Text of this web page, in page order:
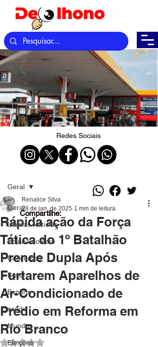
Redes Sociais
Geral
Últimas Notícias
Coluna do Acre
Concursos
Brasil
Esporte
saúde
Mundo
Eleições
Geral
Rápida ação da Força
Tática do 1º Batalhão
Prende Dupla Após
Furtarem Aparelhos de
Ar-Condicionado de
Prédio em Reforma em
Rio Branco
Renalice Silva
28 de jan. de 2025 1 min de leitura
Avaliado com NaN de 5 estrelas.
Compartilhe: